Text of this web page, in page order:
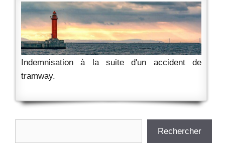
Indemnisation à la suite d'un accident de
tramway.
Rechercher